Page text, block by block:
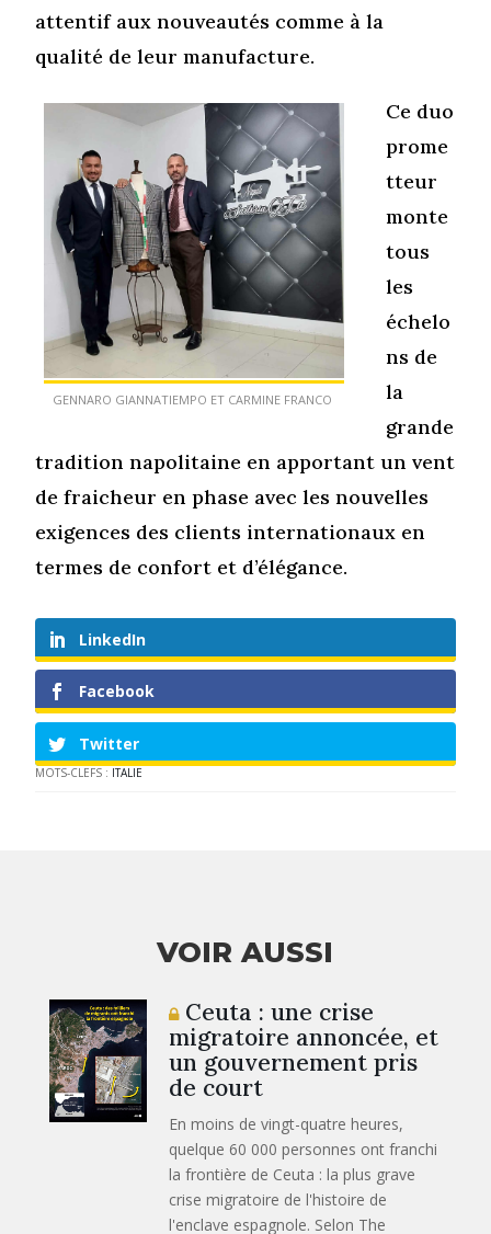
attentif aux nouveautés comme à la
qualité de leur manufacture.
GENNARO GIANNATIEMPO ET CARMINE FRANCO
Ce duo
prome
tteur
monte
tous
les
échelo
ns de
la
grande
tradition napolitaine en apportant un vent
de fraicheur en phase avec les nouvelles
exigences des clients internationaux en
termes de confort et d’élégance.
LinkedIn
Facebook
Twitter
MOTS-CLEFS : ITALIE
VOIR AUSSI
Ceuta : une crise
migratoire annoncée, et
un gouvernement pris
de court
En moins de vingt-quatre heures,
quelque 60 000 personnes ont franchi
la frontière de Ceuta : la plus grave
crise migratoire de l'histoire de
l'enclave espagnole. Selon The